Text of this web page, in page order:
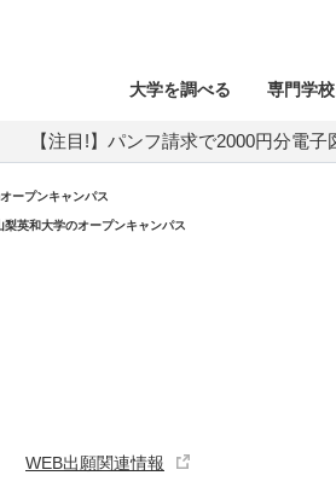
大学を調べる 専門学
【注目!】パンフ請求で2000円分電
ープンキャンパス
梨英和大学のオープンキャンパス
WEB出願関連情報